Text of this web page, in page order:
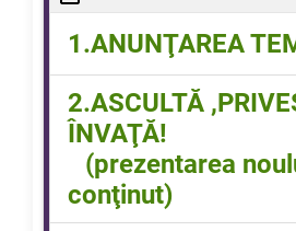
1.ANUNŢAREA
Cântec
2.ASCULTĂ
ÎNVAŢĂ!
(prezentarea
conţinut)